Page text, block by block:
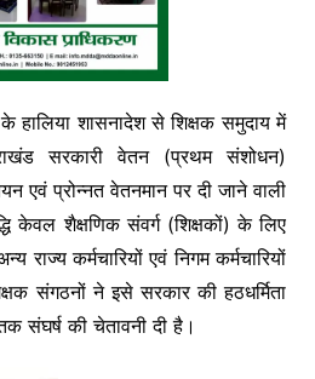
हालिया शासनादेश से शिक्षक समुदाय में
सरकारी वेतन (प्रथम संशोधन)
एवं प्रोन्नत वेतनमान पर दी जाने वाली
केवल शैक्षणिक संवर्ग (शिक्षकों) के लिए
राज्य कर्मचारियों एवं निगम कर्मचारियों
संगठनों ने इसे सरकार की हठधर्मिता
संघर्ष की चेतावनी दी है।